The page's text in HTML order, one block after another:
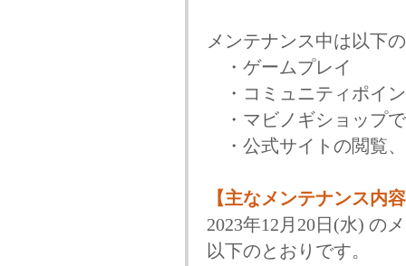
メンテナンス中は以下
・ゲームプレイ
・コミュニティポイ
・マビノギショップ
・公式サイトの閲覧
【主なメンテナンス内
2023年12月20日(水) の
以下のとおりです。